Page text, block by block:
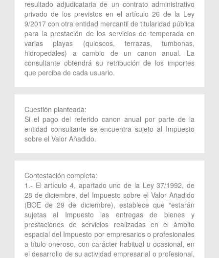
resultado adjudicataria de un contrato administrativo
privado de los previstos en el artículo 26 de la Ley
9/2017 con otra entidad mercantil de titularidad pública
para la prestación de los servicios de temporada en
varias playas (quioscos, terrazas, tumbonas,
hidropedales) a cambio de un canon anual. La
consultante obtendrá su retribución de los importes
que perciba de cada usuario.
Cuestión planteada:
Si el pago del referido canon anual por parte de la
entidad consultante se encuentra sujeto al Impuesto
sobre el Valor Añadido.
Contestación completa:
1.- El artículo 4, apartado uno de la Ley 37/1992, de
28 de diciembre, del Impuesto sobre el Valor Añadido
(BOE de 29 de diciembre), establece que “estarán
sujetas al Impuesto las entregas de bienes y
prestaciones de servicios realizadas en el ámbito
espacial del Impuesto por empresarios o profesionales
a título oneroso, con carácter habitual u ocasional, en
el desarrollo de su actividad empresarial o profesional,